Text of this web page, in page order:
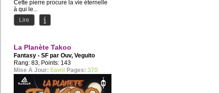
Cette pierre procure la vie éternelle
à qui le...
Lire
La Planète Takoo
Fantasy - SF par Ouv, Veguito
Rang: 83, Points: 143
Mise À Jour: 6avril Pages: 370